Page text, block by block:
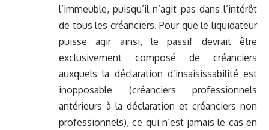
l’immeuble, puisqu’il n’agit pas dans l’intérêt
de tous les créanciers. Pour que le liquidateur
puisse agir ainsi, le passif devrait être
exclusivement composé de créanciers
auxquels la déclaration d’insaisissabilité est
inopposable (créanciers professionnels
antérieurs à la déclaration et créanciers non
professionnels), ce qui n’est jamais le cas en